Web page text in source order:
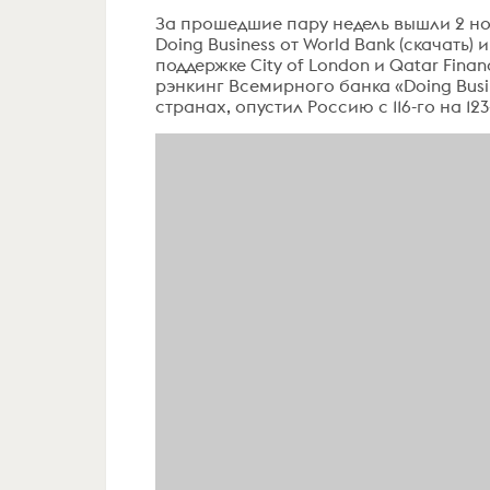
За прошедшие пару недель вышли 2
Doing Business от World Bank
поддержке City of London и Qatar
рэнкинг Всемирного банка «Doing
странах, опустил Россию с 116-го на